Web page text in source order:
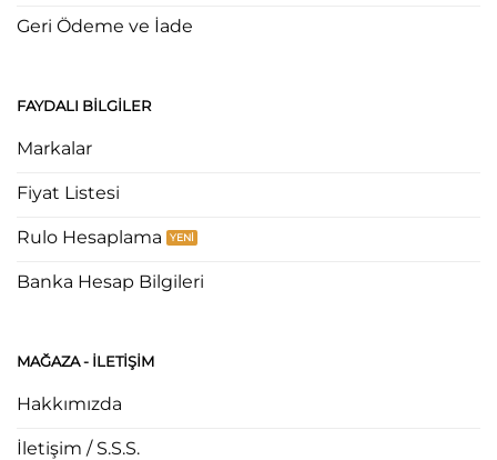
Geri Ödeme ve İade
FAYDALI BILGILER
Markalar
Fiyat Listesi
Rulo Hesaplama
Banka Hesap Bilgileri
MAĞAZA - ILETIŞIM
Hakkımızda
İletişim / S.S.S.